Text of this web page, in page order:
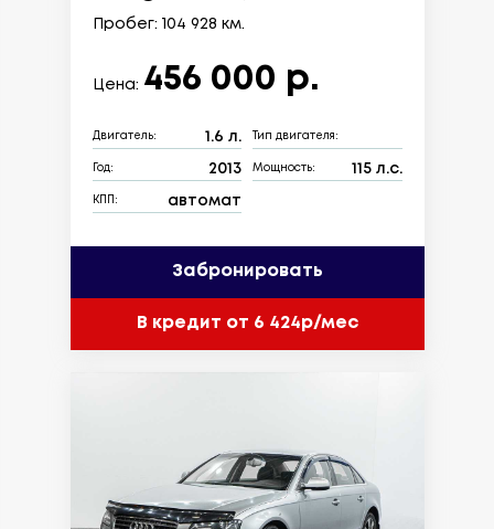
Пробег: 104 928 км.
Цена: 456 000 р.
Двигатель: 1.6 л. Тип двигателя:
Год: 2013 Мощность: 115 л.с.
КПП: автомат
Забронировать
В кредит от 6 424р/мес